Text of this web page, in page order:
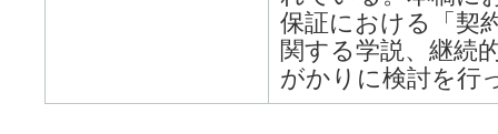
保証における「契
関する学説、継続
がかりに検討を行